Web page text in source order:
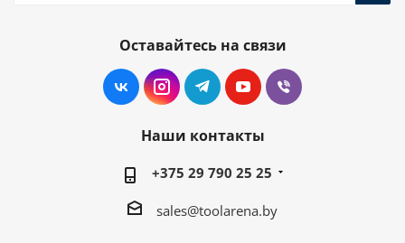
Оставайтесь на связи
Наши контакты
+375 29 790 25 25
sales@toolarena.by